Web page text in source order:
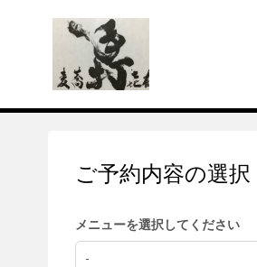
ご予約内容の選択
メニューを選択してください
-